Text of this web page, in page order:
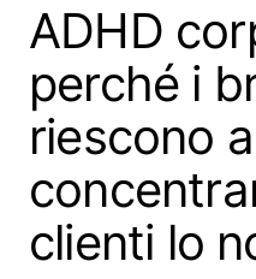
ADHD
perché i
riescono a
clienti lo